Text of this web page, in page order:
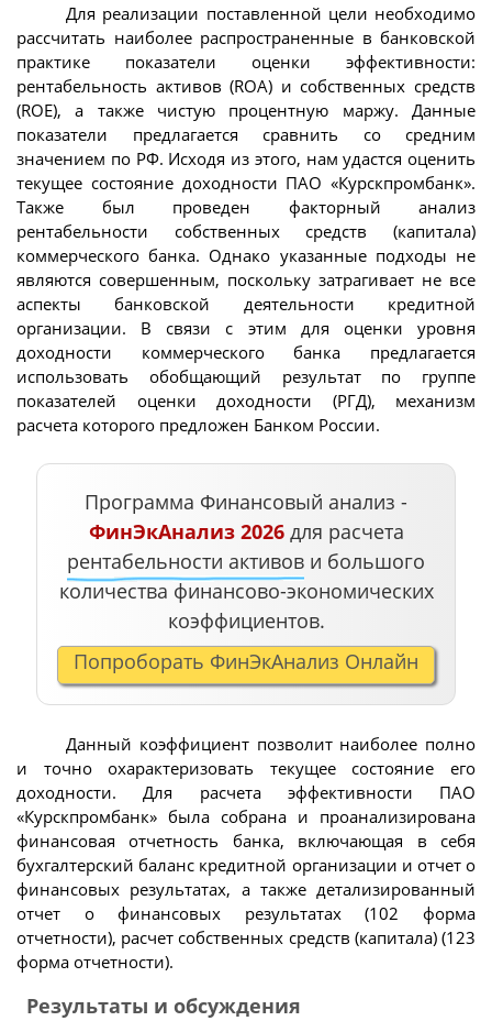
Для реализации поставленной цели необходимо
рассчитать наиболее распространенные в банковской
практике показатели оценки эффективности:
рентабельность активов (ROA) и собственных средств
(ROE), а также чистую процентную маржу. Данные
показатели предлагается сравнить со средним
значением по РФ. Исходя из этого, нам удастся оценить
текущее состояние доходности ПАО «Курскпромбанк».
Также был проведен факторный анализ
рентабельности собственных средств (капитала)
коммерческого банка. Однако указанные подходы не
являются совершенным, поскольку затрагивает не все
аспекты банковской деятельности кредитной
организации. В связи с этим для оценки уровня
доходности коммерческого банка предлагается
использовать обобщающий результат по группе
показателей оценки доходности (РГД), механизм
расчета которого предложен Банком России.
Программа Финансовый анализ -
ФинЭкАнализ 2026для расчета
рентабельности активов и большого
количества финансово-экономических
коэффициентов.
Попроборать ФинЭкАнализ Онлайн
Данный коэффициент позволит наиболее полно
и точно охарактеризовать текущее состояние его
доходности. Для расчета эффективности ПАО
«Курскпромбанк» была собрана и проанализирована
финансовая отчетность банка, включающая в себя
бухгалтерский баланс кредитной организации и отчет о
финансовых результатах, а также детализированный
отчет о финансовых результатах (102 форма
отчетности), расчет собственных средств (капитала) (123
форма отчетности).
Результаты и обсуждения